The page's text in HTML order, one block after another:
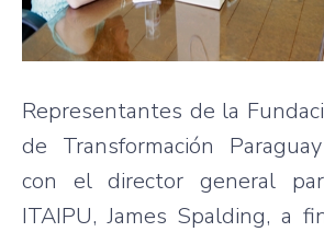
Representantes de la
de Transformación
con el director general
ITAIPU, James Spalding, a